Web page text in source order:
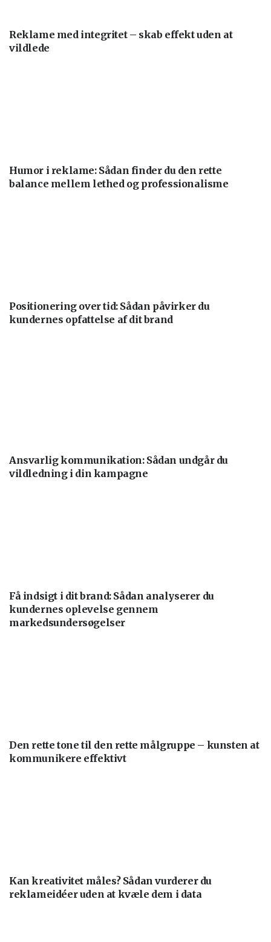
Reklame med integritet – skab effekt uden at
vildlede
Humor i reklame: Sådan finder du den rette
balance mellem lethed og professionalisme
Positionering over tid: Sådan påvirker du
kundernes opfattelse af dit brand
Ansvarlig kommunikation: Sådan undgår du
vildledning i din kampagne
Få indsigt i dit brand: Sådan analyserer du
kundernes oplevelse gennem
markedsundersøgelser
Den rette tone til den rette målgruppe – kunsten at
kommunikere effektivt
Kan kreativitet måles? Sådan vurderer du
reklameidéer uden at kvæle dem i data